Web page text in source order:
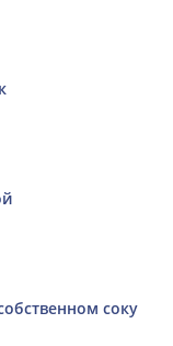
соку